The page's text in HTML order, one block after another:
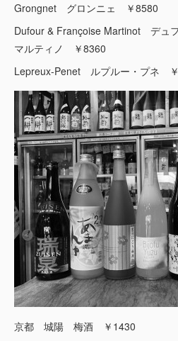
Grongnet グロンニェ ￥8580
Dufour & Françoise Martinot デュ
マルティノ ￥8360
Lepreux-Penet ルプルー・プネ
京都 城陽 梅酒 ￥1430